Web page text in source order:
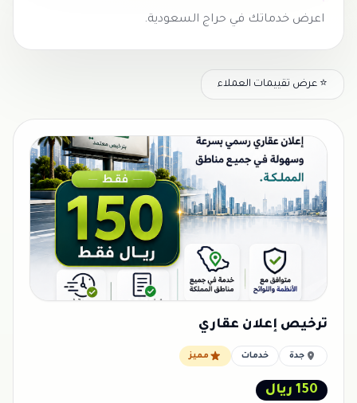
اعرض خدماتك في حراج السعودية.
⭐ عرض تقييمات العملاء
ترخيص إعلان عقاري
جدة خدمات مميز
150 ريال